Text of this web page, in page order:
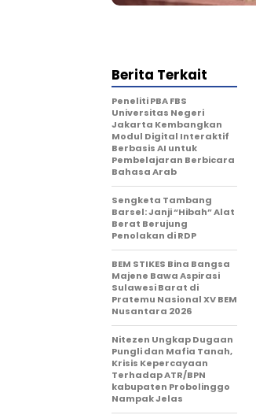
Berita Terkait
Peneliti PBA FBS
Universitas Negeri
Jakarta Kembangkan
Modul Digital Interaktif
Berbasis AI untuk
Pembelajaran Berbicara
Bahasa Arab
Sengketa Tambang
Barsel: Janji “Hibah” Alat
Berat Berujung
Penolakan di RDP
BEM STIKES Bina Bangsa
Majene Bawa Aspirasi
Sulawesi Barat di
Pratemu Nasional XV BEM
Nusantara 2026
Nitezen Ungkap Dugaan
Pungli dan Mafia Tanah,
Krisis Kepercayaan
Terhadap ATR/BPN
kabupaten Probolinggo
Nampak Jelas